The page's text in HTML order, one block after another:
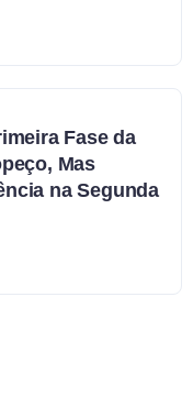
Fase da
Mas
na Segunda